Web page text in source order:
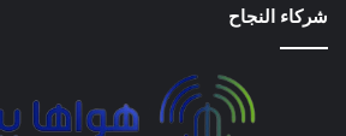
شركاء النجاح